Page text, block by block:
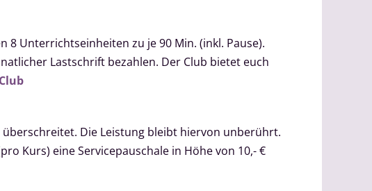
Unterrichtseinheiten zu je 90 Min. (inkl. Pause).
Lastschrift bezahlen. Der Club bietet euch
überschreitet. Die Leistung bleibt hiervon unberührt.
Kurs) eine Servicepauschale in Höhe von 10,- €